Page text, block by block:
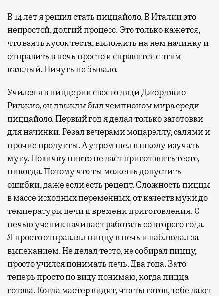
В 14 лет я решил стать пиццайоло. В Италии это
непростой, долгий процесс. Это только кажется,
что взять кусок теста, выложить на нем начинку и
отправить в печь просто и справится с этим
каждый. Ничуть не бывало.
Учился я в пиццерии своего дяди Джорджио
Риджио, он дважды был чемпионом мира среди
пиццайоло. Первый год я делал только заготовки
для начинки. Резал вечерами моцареллу, салями и
прочие продукты. А утром шел в школу изучать
муку. Новичку никто не даст приготовить тесто,
никогда. Потому что ты можешь допустить
ошибки, даже если есть рецепт. Сложность пиццы
в массе исходных переменных, от качеств муки до
температуры печи и времени приготовления. С
печью ученик начинает работать со второго года.
Я просто отправлял пиццу в печь и наблюдал за
выпеканием. Не делал тесто, не собирал пиццу,
просто учился понимать печь. Два года. Зато
теперь просто по виду понимаю, когда пицца
готова. Когда мастер видит, что ты готов, тебе дают